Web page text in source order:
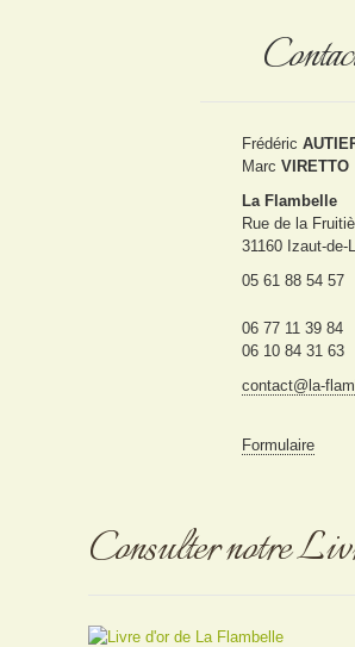
Frédéric
Marc VIRETTO
La Flambelle
Rue de la
31160 Izaut-de-
05 61 88 54 57
06 77 11 39 84
06 10 84 31 63
contact@la-
Formulaire
Consulter notre